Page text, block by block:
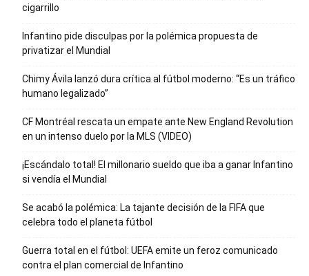
cigarrillo
Infantino pide disculpas por la polémica propuesta de
privatizar el Mundial
Chimy Ávila lanzó dura crítica al fútbol moderno: “Es un tráfico
humano legalizado”
CF Montréal rescata un empate ante New England Revolution
en un intenso duelo por la MLS (VIDEO)
¡Escándalo total! El millonario sueldo que iba a ganar Infantino
si vendía el Mundial
Se acabó la polémica: La tajante decisión de la FIFA que
celebra todo el planeta fútbol
Guerra total en el fútbol: UEFA emite un feroz comunicado
contra el plan comercial de Infantino